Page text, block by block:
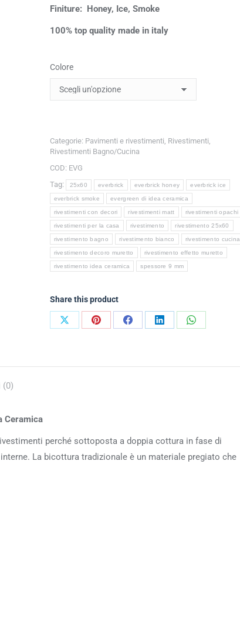
Finiture: Honey, Ice, Smoke
100% top quality made in italy
Colore
Categorie: Pavimenti e rivestimenti, Rivestimenti,
Rivestimenti Bagno/Cucina
COD: EVG
Tag:
25x60 everbrick everbrick honey everbrick ice
everbrick smoke evergreen di idea ceramica
rivestimenti con decori rivestimenti matt rivestimenti opachi
rivestimenti per la casa rivestimento rivestimento 25x60
rivestimento bagno rivestimento bianco rivestimento cucina
rivestimento decoro muretto rivestimento effetto muretto
rivestimento idea ceramica spessore 9 mm
Share this product
(0)
Ceramica
perché sottoposta a doppia cottura in fase di
La bicottura tradizionale è un materiale pregiato che